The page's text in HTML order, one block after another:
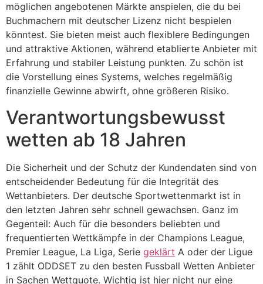
möglichen angebotenen Märkte anspielen, die du bei
Buchmachern mit deutscher Lizenz nicht bespielen
könntest. Sie bieten meist auch flexiblere Bedingungen
und attraktive Aktionen, während etablierte Anbieter mit
Erfahrung und stabiler Leistung punkten. Zu schön ist
die Vorstellung eines Systems, welches regelmäßig
finanzielle Gewinne abwirft, ohne größeren Risiko.
Verantwortungsbewusst
wetten ab 18 Jahren
Die Sicherheit und der Schutz der Kundendaten sind von
entscheidender Bedeutung für die Integrität des
Wettanbieters. Der deutsche Sportwettenmarkt ist in
den letzten Jahren sehr schnell gewachsen. Ganz im
Gegenteil: Auch für die besonders beliebten und
frequentierten Wettkämpfe in der Champions League,
Premier League, La Liga, Serie geklärt A oder der Ligue
1 zählt ODDSET zu den besten Fussball Wetten Anbieter
in Sachen Wettquote. Wichtig ist hier nicht nur eine